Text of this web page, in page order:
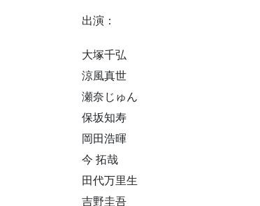
出演：
大塚千弘
涼風真世
瀬奈じゅん
保坂知寿
岡田浩暉
今 拓哉
田代万里生
吉野圭吾